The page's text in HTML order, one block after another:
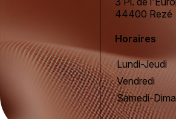
44400 Rezé
Horaires
Lundi-Jeudi
Vendredi
Samedi-